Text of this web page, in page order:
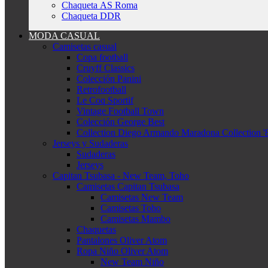
Chaqueta AS Roma
Chaqueta DDR
MODA CASUAL
Camisetas casual
Copa football
Cruyff Classics
Colección Panini
Retrofootball
Le Coq Sportif
Vintage Football Town
Colección George Best
Collection Diego Armando Maradona Collection
Jerseys y Sudaderas
Sudaderas
Jerseys
Capitan Tsubasa - New Team, Toho
Camisetas Capitan Tsubasa
Camisetas New Team
Camisetas Toho
Camisetas Mambo
Chaquetas
Pantalones Oliver Atom
Ropa Niño Oliver Atom
New Team Niño